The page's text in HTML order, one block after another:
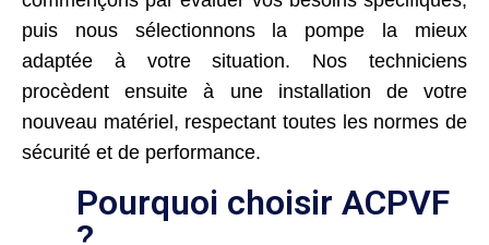
puis nous sélectionnons la pompe la mieux
adaptée à votre situation. Nos techniciens
procèdent ensuite à une installation de votre
nouveau matériel, respectant toutes les normes de
sécurité et de performance.
Pourquoi choisir ACPVF